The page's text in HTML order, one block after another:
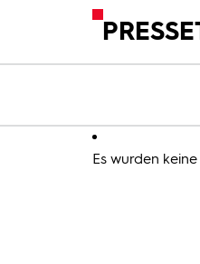
Es wurden